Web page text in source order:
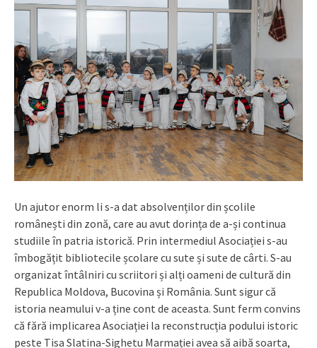
Un ajutor enorm li s-a dat absolvenților din școlile
românești din zonă, care au avut dorința de a-și continua
studiile în patria istorică. Prin intermediul Asociației s-au
îmbogățit bibliotecile școlare cu sute și sute de cârti. S-au
organizat întâlniri cu scriitori și alți oameni de cultură din
Republica Moldova, Bucovina și România. Sunt sigur că
istoria neamului v-a ține cont de aceasta. Sunt ferm convins
că fără implicarea Asociației la reconstrucția podului istoric
peste Tisa Slatina-Sighetu Marmației avea să aibă soarta,